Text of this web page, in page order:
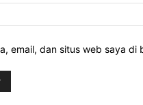
email, dan situs web saya